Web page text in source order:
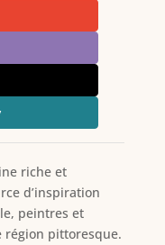
riche et
d’inspiration
peintres et
région pittoresque.